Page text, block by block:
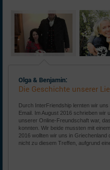
Olga & Benjamin:
Die Geschichte unserer
Durch InterFriendship lernten wir
Email. Im August 2016 schrieben wir
unserer Online-Freundschaft war,
konnten. Wir beide mussten mit
2016 wollten wir uns in
nicht zu diesem Treffen, aufgrund